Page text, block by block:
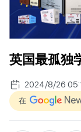
英国最孤独
2024/8/26
在